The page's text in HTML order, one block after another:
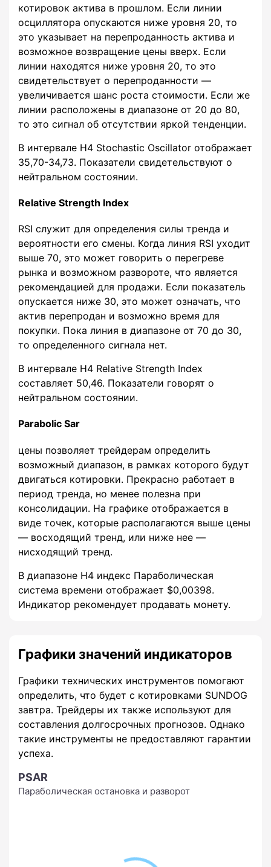
котировок актива в прошлом. Если линии
осциллятора опускаются ниже уровня 20, то
это указывает на перепроданность актива и
возможное возвращение цены вверх. Если
линии находятся ниже уровня 20, то это
свидетельствует о перепроданности —
увеличивается шанс роста стоимости. Если же
линии расположены в диапазоне от 20 до 80,
то это сигнал об отсутствии яркой тенденции.
В интервале H4 Stochastic Oscillator отображает
35,70-34,73. Показатели свидетельствуют о
нейтральном состоянии.
Relative Strength Index
RSI служит для определения силы тренда и
вероятности его смены. Когда линия RSI уходит
выше 70, это может говорить о перегреве
рынка и возможном развороте, что является
рекомендацией для продажи. Если показатель
опускается ниже 30, это может означать, что
актив перепродан и возможно время для
покупки. Пока линия в диапазоне от 70 до 30,
то определенного сигнала нет.
В интервале H4 Relative Strength Index
составляет 50,46. Показатели говорят о
нейтральном состоянии.
Parabolic Sar
цены позволяет трейдерам определить
возможный диапазон, в рамках которого будут
двигаться котировки. Прекрасно работает в
период тренда, но менее полезна при
консолидации. На графике отображается в
виде точек, которые располагаются выше цены
— восходящий тренд, или ниже нее —
нисходящий тренд.
В диапазоне H4 индекс Параболическая
система времени отображает $0,00398.
Индикатор рекомендует продавать монету.
Графики значений индикаторов
Графики технических инструментов помогают
определить, что будет с котировками SUNDOG
завтра. Трейдеры их также используют для
составления долгосрочных прогнозов. Однако
такие инструменты не предоставляют гарантии
успеха.
PSAR
Параболическая остановка и разворот